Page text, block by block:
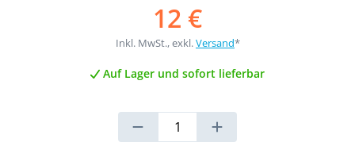
12 €
Inkl. MwSt., exkl.Versand*
Auf Lager und sofort lieferbar